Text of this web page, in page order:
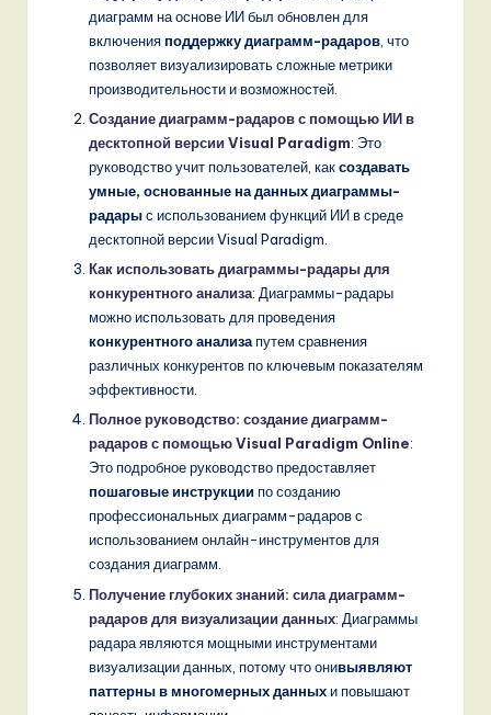
диаграмм на основе ИИ был обновлен для
включенияподдержку диаграмм-радаров , что
позволяет визуализировать сложные метрики
производительности и возможностей.
Создание диаграмм-радаров с помощью ИИ в
десктопной версии Visual Paradigm: Это
руководство учит пользователей, каксоздавать
умные, основанные на данных диаграммы-
радарыс использованием функций ИИ в среде
десктопной версии Visual Paradigm.
Как использовать диаграммы-радары для
конкурентного анализа: Диаграммы-радары
можно использовать для проведения
конкурентного анализапутем сравнения
различных конкурентов по ключевым показателям
эффективности.
Полное руководство: создание диаграмм-
радаров с помощью Visual Paradigm Online:
Это подробное руководство предоставляет
пошаговые инструкциипо созданию
профессиональных диаграмм-радаров с
использованием онлайн-инструментов для
создания диаграмм.
Получение глубоких знаний: сила диаграмм-
радаров для визуализации данных: Диаграммы
радара являются мощными инструментами
визуализации данных, потому что онивыявляют
паттерны в многомерных данныхи повышают